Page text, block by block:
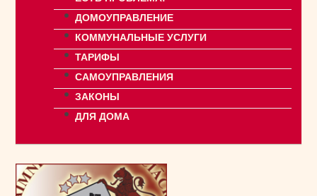
ДОМОУПРАВЛЕНИЕ
КОММУНАЛЬНЫЕ УСЛУГИ
ТАРИФЫ
САМОУПРАВЛЕНИЯ
ЗАКОНЫ
ДЛЯ ДОМА